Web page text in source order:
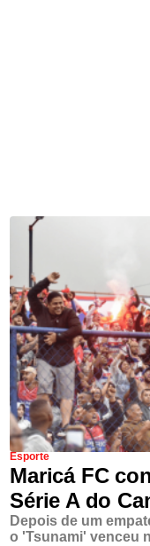
Esporte
Maricá FC
Série A do
Depois de um
o 'Tsunami' venceu